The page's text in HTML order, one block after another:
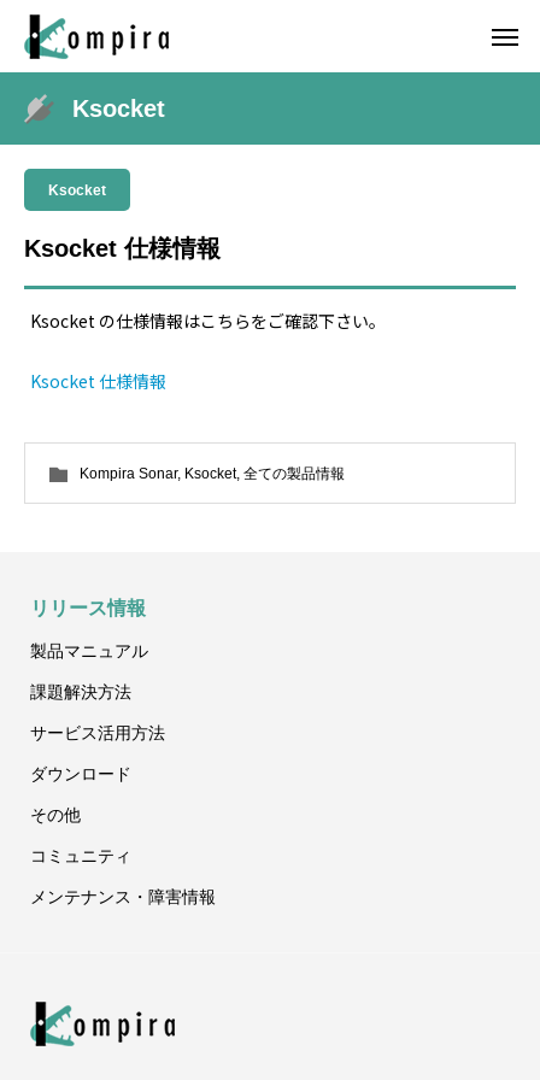
Ksocket
Ksocket
Ksocket 仕様情報
Ksocket の仕様情報はこちらをご確認下さい。
Ksocket 仕様情報
Kompira Sonar, Ksocket, 全ての製品情報
リリース情報
製品マニュアル
課題解決方法
サービス活用方法
ダウンロード
その他
コミュニティ
メンテナンス ・障害情報